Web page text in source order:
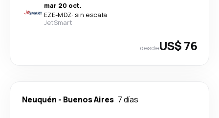
mar 20 oct.
EZE-MDZ· sin escala
JetSmart
desdeUS$ 76
Neuquén - Buenos Aires 7 días